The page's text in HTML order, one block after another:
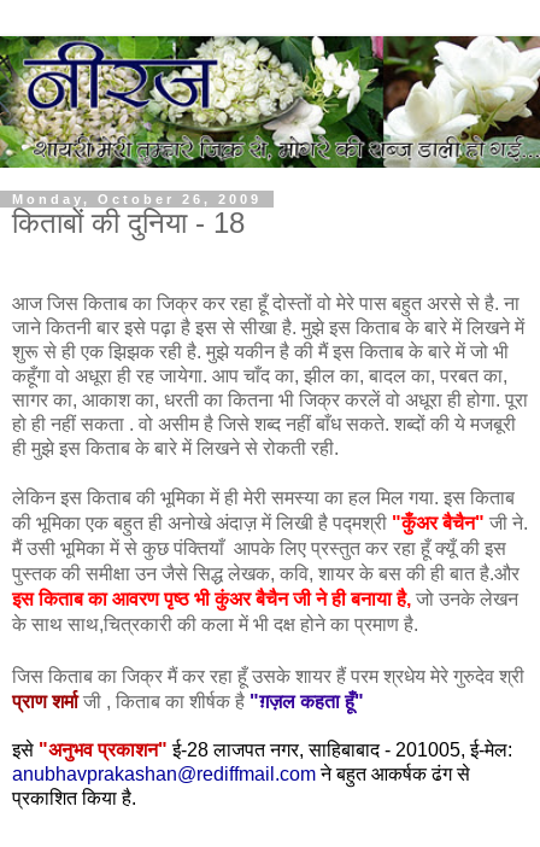
Monday, October 26, 2009
किताबों की दुनिया - 18
आज जिस किताब का जिक्र कर रहा हूँ दोस्तों वो मेरे पास बहुत अरसे से है. ना
जाने कितनी बार इसे पढ़ा है इस से सीखा है. मुझे इस किताब के बारे में लिखने में
शुरू से ही एक झिझक रही है. मुझे यकीन है की मैं इस किताब के बारे में जो भी
कहूँगा वो अधूरा ही रह जायेगा. आप चाँद का, झील का, बादल का, परबत का,
सागर का, आकाश का, धरती का कितना भी जिक्र करलें वो अधूरा ही होगा. पूरा
हो ही नहीं सकता . वो असीम है जिसे शब्द नहीं बाँध सकते. शब्दों की ये मजबूरी
ही मुझे इस किताब के बारे में लिखने से रोकती रही.
लेकिन इस किताब की भूमिका में ही मेरी समस्या का हल मिल गया. इस किताब
की भूमिका एक बहुत ही अनोखे अंदाज़ में लिखी है पद्मश्री "कुँअर बैचैन" जी ने.
मैं उसी भूमिका में से कुछ पंक्तियाँ  आपके लिए प्रस्तुत कर रहा हूँ क्यूँ की इस
इस किताब का आवरण पृष्ठ भी कुंअर बैचैन जी ने ही बनाया है, जो उनके लेखन
के साथ साथ,चित्रकारी की कला में भी दक्ष होने का प्रमाण है.
जिस किताब का जिक्र मैं कर रहा हूँ उसके शायर हैं परम श्रधेय मेरे गुरुदेव श्री
प्राण शर्माजी , किताब का शीर्षक है "ग़ज़ल कहता हूँ"
इसे "अनुभव प्रकाशन" ई-28 लाजपत नगर, साहिबाबाद - 201005, ई-मेल:
anubhavprakashan@rediffmail.comने बहुत आकर्षक ढंग से
प्रकाशित किया है.